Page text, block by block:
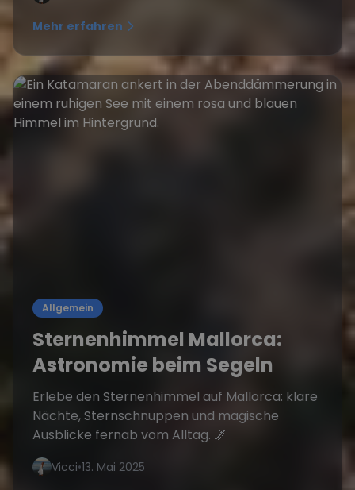
Mehr erfahren
Allgemein
Sternenhimmel Mallorca:
Astronomie beim Segeln
Erlebe den Sternenhimmel auf Mallorca: klare
Nächte, Sternschnuppen und magische
Ausblicke fernab vom Alltag. 🌌
Vicci•13. Mai 2025